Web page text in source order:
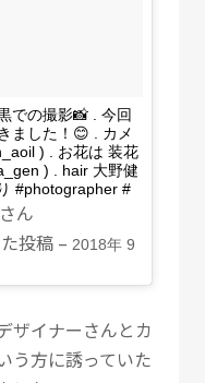
での撮影📸 . 今回
ました！😊 . カメ
) . お花は 装花
) . hair 大野健
#photographer #
さん
投稿 – 2018年 9
ザイナーさんとカ
う方に誘っていた